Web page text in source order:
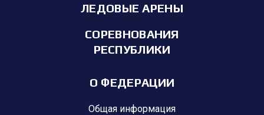
ЛЕДОВЫЕ АРЕНЫ
СОРЕВНОВАНИЯ
РЕСПУБЛИКИ
О ФЕДЕРАЦИИ
Общая информация